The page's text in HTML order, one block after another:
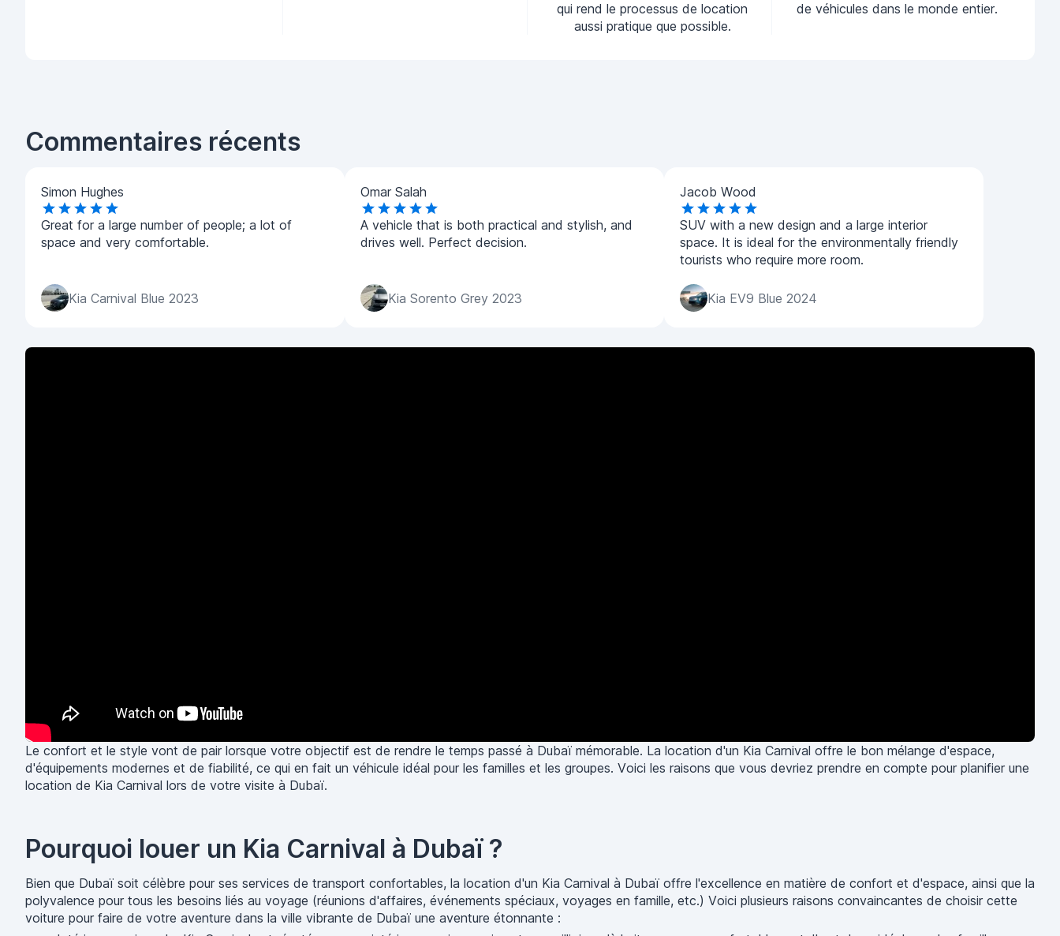
qui rend le processus de location
aussi pratique que possible.
de véhicules dans le monde entier.
Commentaires récents
Simon Hughes
Great for a large number of people; a lot of
space and very comfortable.
Kia Carnival Blue 2023
Omar Salah
A vehicle that is both practical and stylish, and
drives well. Perfect decision.
Kia Sorento Grey 2023
Jacob Wood
SUV with a new design and a large interior
space. It is ideal for the environmentally friendly
tourists who require more room.
Kia EV9 Blue 2024
Le confort et le style vont de pair lorsque votre objectif est de rendre le temps passé à Dubaï mémorable. La location d'un Kia Carnival offre le bon mélange d'espace,
d'équipements modernes et de fiabilité, ce qui en fait un véhicule idéal pour les familles et les groupes. Voici les raisons que vous devriez prendre en compte pour planifier une
location de Kia Carnival lors de votre visite à Dubaï.
Pourquoi louer un Kia Carnival à Dubaï ?
Bien que Dubaï soit célèbre pour ses services de transport confortables, la location d'un Kia Carnival à Dubaï offre l'excellence en matière de confort et d'espace, ainsi que la
polyvalence pour tous les besoins liés au voyage (réunions d'affaires, événements spéciaux, voyages en famille, etc.) Voici plusieurs raisons convaincantes de choisir cette
voiture pour faire de votre aventure dans la ville vibrante de Dubaï une aventure étonnante :